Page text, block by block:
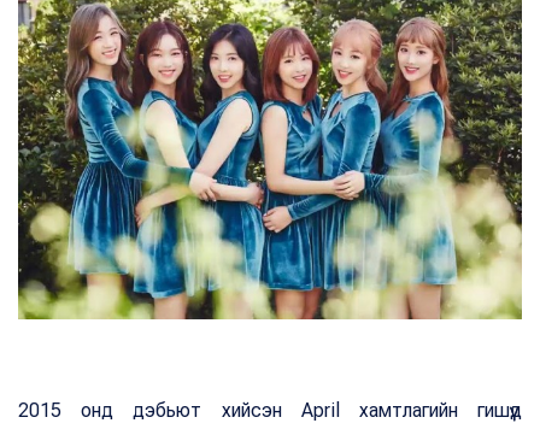
2015 онд дэбьют хийсэн April хамтлагийн гишүүд